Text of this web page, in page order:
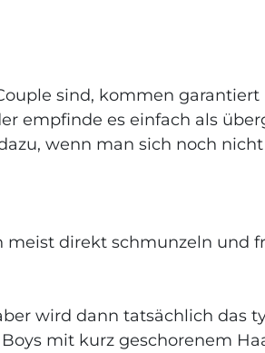
sind, kommen garantiert
empfinde es einfach als
wenn man sich noch
meist direkt schmunzeln und
wird dann tatsächlich das
mit kurz geschorenem